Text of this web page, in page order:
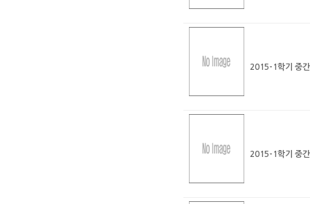
2015-1학기 중
2015-1학기 중